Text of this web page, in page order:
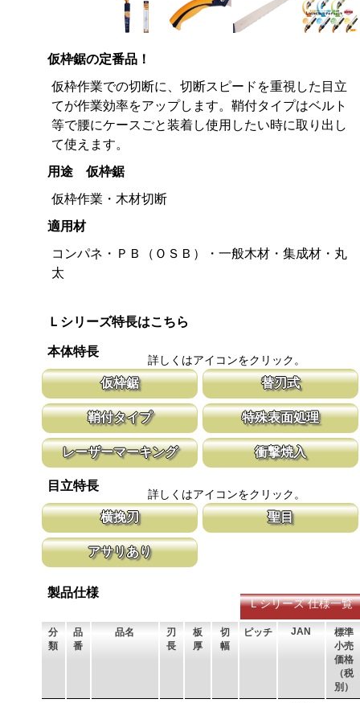
仮枠鋸の定番品！
仮枠作業での切断に、切断スピードを重視した目立
てが作業効率をアップします。鞘付タイプはベルト
等で腰にケースごと装着し使用したい時に取り出し
て使えます。
用途 仮枠鋸
仮枠作業・木材切断
適用材
コンパネ・ＰＢ（ＯＳＢ）・一般木材・集成材・丸
太
Ｌシリーズ特長はこちら
本体特長
詳しくはアイコンをクリック。
仮枠鋸
仮枠作業用の目立ては、コンパネや角材を早く切ることを目的にし
た目立てを施しています。
スピードを重視しています。
替刃式
新しい鋸刃に取り替える事で、ご購入時
鋸刃のマーキング（右下）に替刃品番を明
鞘付タイプ
腰に鞘を吊り下げて収納が可能な鞘付タイプは、造園や果樹園、型
枠作業など野外での使用が主な商品に採用しております。
特殊表面処理
鋸刃表面にメッキ処理をして、サビから
ビにより切断材料を汚す心配がありません。
レーザーマーキング
す。 レーザーマーキングを使用し、マークが消えないようにして
衝撃焼入
刃の秘訣です。
目立特長
詳しくはアイコンをクリック。
横挽刃
木材の繊維をある一定の巾で連続して切り落とす仕組みになってい
ます。 横挽刃を縦挽に使用すると、けっして良好な切れ味は望め
ません。
聖目
アサリあり
まれないようにしています。 板厚より切幅は大きくなります。
製品仕様
Ｌシリーズ 仕様一覧
分
類
品
番
品名
刃
長
板
厚
切
幅
ピッチ JAN
標準
小売
価格
（税
別）